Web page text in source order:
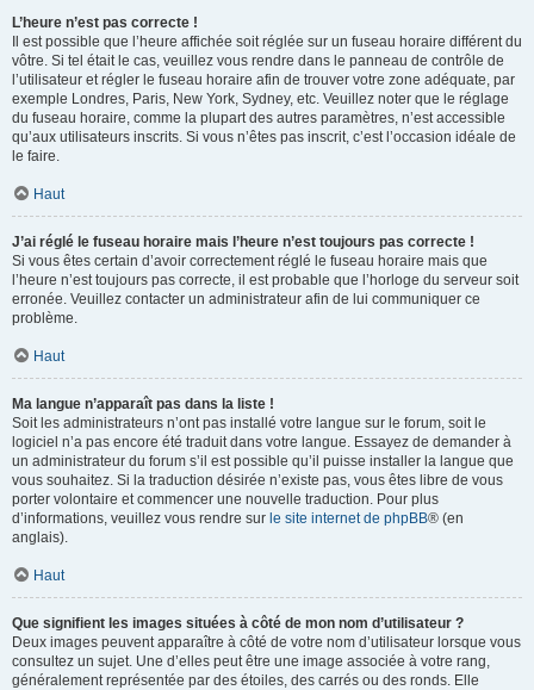
L’heure n’est pas correcte !
Il est possible que l’heure affichée soit réglée sur un fuseau horaire différent du
vôtre. Si tel était le cas, veuillez vous rendre dans le panneau de contrôle de
l’utilisateur et régler le fuseau horaire afin de trouver votre zone adéquate, par
exemple Londres, Paris, New York, Sydney, etc. Veuillez noter que le réglage
du fuseau horaire, comme la plupart des autres paramètres, n’est accessible
qu’aux utilisateurs inscrits. Si vous n’êtes pas inscrit, c’est l’occasion idéale de
le faire.
Haut
J’ai réglé le fuseau horaire mais l’heure n’est toujours pas correcte !
Si vous êtes certain d’avoir correctement réglé le fuseau horaire mais que
l’heure n’est toujours pas correcte, il est probable que l’horloge du serveur soit
erronée. Veuillez contacter un administrateur afin de lui communiquer ce
problème.
Haut
Ma langue n’apparaît pas dans la liste !
Soit les administrateurs n’ont pas installé votre langue sur le forum, soit le
logiciel n’a pas encore été traduit dans votre langue. Essayez de demander à
un administrateur du forum s’il est possible qu’il puisse installer la langue que
vous souhaitez. Si la traduction désirée n’existe pas, vous êtes libre de vous
porter volontaire et commencer une nouvelle traduction. Pour plus
d’informations, veuillez vous rendre sur le site internet de phpBB® (en
anglais).
Haut
Que signifient les images situées à côté de mon nom d’utilisateur ?
Deux images peuvent apparaître à côté de votre nom d’utilisateur lorsque vous
consultez un sujet. Une d’elles peut être une image associée à votre rang,
généralement représentée par des étoiles, des carrés ou des ronds. Elle